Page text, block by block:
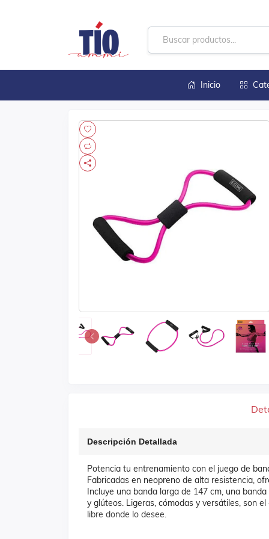
Inicio
Descripción Detallada
Potencia tu entrenamiento con el juego de
Fabricadas en neopreno de alta resistencia,
Incluye una banda larga de 147 cm, una
y glúteos. Ligeras, cómodas y versátiles, son
libre donde lo desee.